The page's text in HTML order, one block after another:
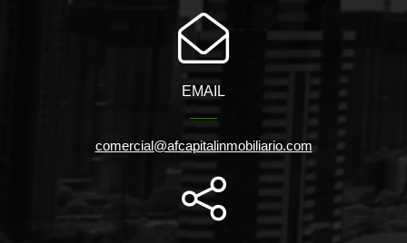
EMAIL
comercial@afcapitalinmobiliario.com